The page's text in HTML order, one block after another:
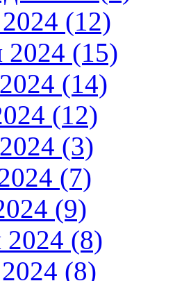
(12)
2024 (15)
(14)
(12)
(3)
(7)
(9)
2024 (8)
(8)